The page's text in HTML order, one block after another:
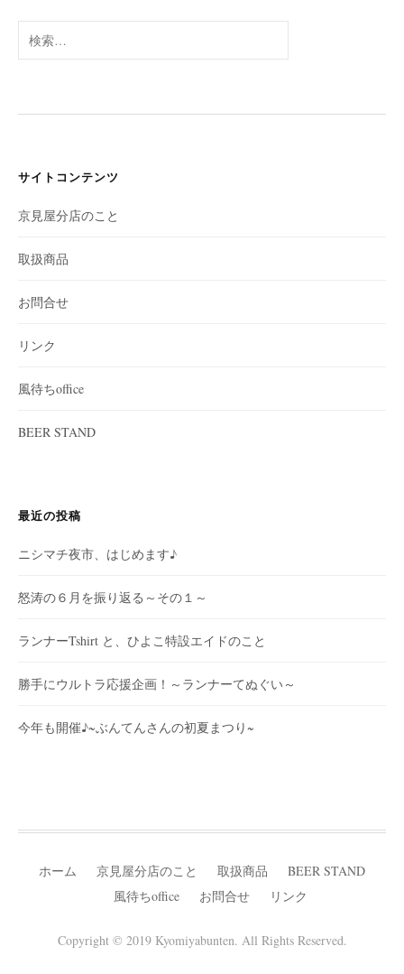
ブ
索:
サイトコンテンツ
京見屋分店のこと
取扱商品
お問合せ
リンク
風待ちoffice
BEER STAND
最近の投稿
ニシマチ夜市、はじめます♪
怒涛の６月を振り返る～その１～
ランナーTshirt と、ひよこ特設エイドのこと
勝手にウルトラ応援企画！～ランナーてぬぐい～
今年も開催♪~ぶんてんさんの初夏まつり~
ホーム 京見屋分店のこと 取扱商品
BEER STAND
風待ちoffice
お問合せ リンク
Copyright © 2019 Kyomiyabunten. All Rights Reserved.